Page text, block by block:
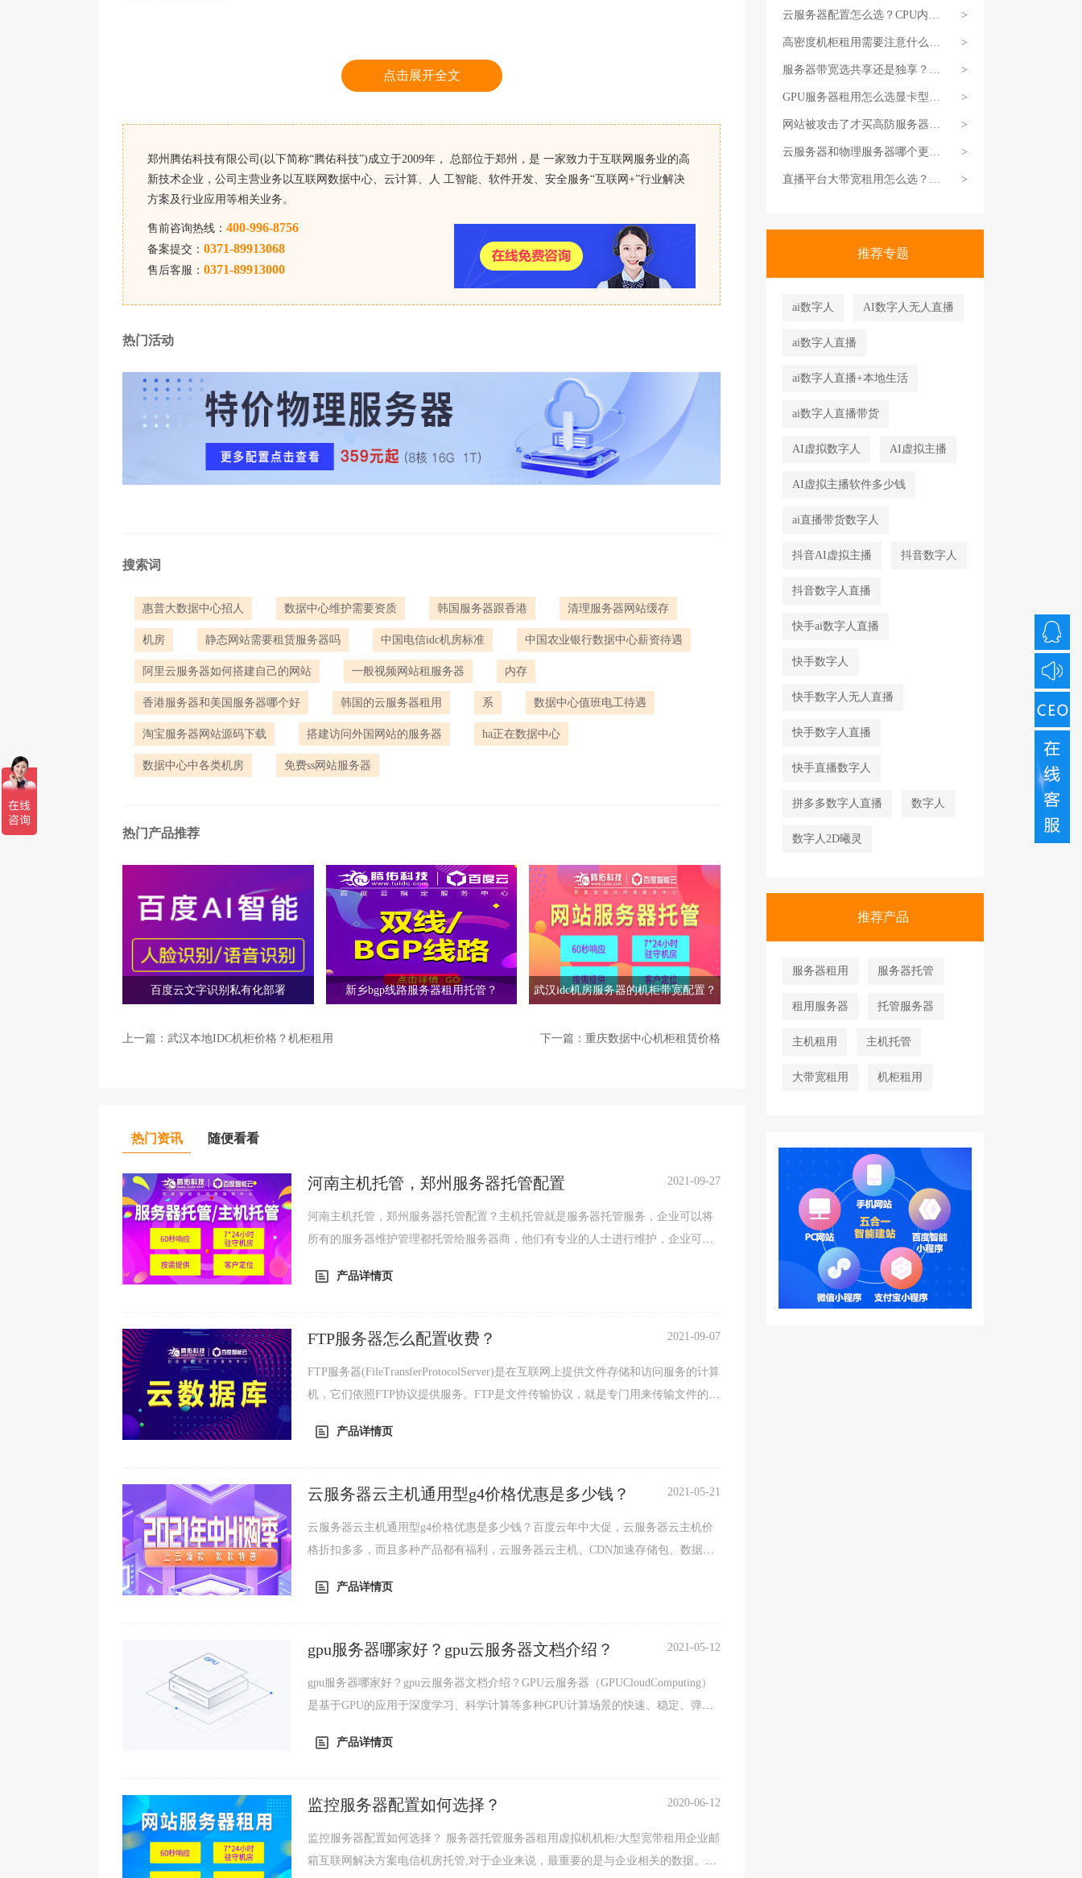
款？SLA一定要看清楚
云服务器配置怎么选？CPU内存
带宽搭配方案参考
>
高密度机柜租用需要注意什么？
散热和电力要匹配
>
服务器带宽选共享还是独享？业
务高峰期体验差很多
>
GPU服务器租用怎么选显卡型
号？不同配置适用场景
>
网站被攻击了才买高防服务器来
得及吗？
>
云服务器和物理服务器哪个更适
合中小企业？对比分析
>
直播平台大带宽租用怎么选？峰
>
推荐专题
ai数字人 AI数字人无人直播
ai数字人直播
ai数字人直播+本地生活
ai数字人直播带货
AI虚拟数字人 AI虚拟主播
AI虚拟主播软件多少钱
ai直播带货数字人
抖音AI虚拟主播 抖音数字人
抖音数字人直播
快手ai数字人直播
快手数字人
快手数字人无人直播
快手数字人直播
快手直播数字人
拼多多数字人直播 数字人
数字人2D曦灵
推荐产品
服务器租用 服务器托管
租用服务器 托管服务器
主机租用 主机托管
大带宽租用 机柜租用
点击展开全文
郑州腾佑科技有限公司(以下简称“腾佑科技”)成立于2009年， 总部位于郑州，是 一家致力于互联网服务业的高
新技术企业，公司主营业务以互联网数据中心、云计算、人 工智能、软件开发、安全服务“互联网+”行业解决
方案及行业应用等相关业务。
售前咨询热线： 400-996-8756
备案提交： 0371-89913068
售后客服： 0371-89913000
热门活动
搜索词
惠普大数据中心招人 数据中心维护需要资质 韩国服务器跟香港 清理服务器网站缓存
机房 静态网站需要租赁服务器吗 中国电信idc机房标准 中国农业银行数据中心薪资待遇
阿里云服务器如何搭建自己的网站 一般视频网站租服务器 内存
香港服务器和美国服务器哪个好 韩国的云服务器租用 系 数据中心值班电工待遇
淘宝服务器网站源码下载 搭建访问外国网站的服务器 ha正在数据中心
数据中心中各类机房 免费ss网站服务器
热门产品推荐
百度云文字识别私有化部署 新乡bgp线路服务器租用托管？ 武汉idc机房服务器的机柜带宽配置？
上一篇： 武汉本地IDC机柜价格？机柜租用 下一篇： 重庆数据中心机柜租赁价格
热门资讯 随便看看
河南主机托管，郑州服务器托管配置 2021-09-27
河南主机托管，郑州服务器托管配置？主机托管就是服务器托管服务，企业可以将
所有的服务器维护管理都托管给服务器商，他们有专业的人士进行维护，企业可以
产品详情页
FTP服务器怎么配置收费？ 2021-09-07
FTP服务器(FileTransferProtocolServer)是在互联网上提供文件存储和访问服务的计算
机，它们依照FTP协议提供服务。FTP是文件传输协议，就是专门用来传输文件的协
产品详情页
云服务器云主机通用型g4价格优惠是多少钱？ 2021-05-21
云服务器云主机通用型g4价格优惠是多少钱？百度云年中大促，云服务器云主机价
格折扣多多，而且多种产品都有福利，云服务器云主机、CDN加速存储包、数据
产品详情页
gpu服务器哪家好？gpu云服务器文档介绍？ 2021-05-12
gpu服务器哪家好？gpu云服务器文档介绍？GPU云服务器（GPUCloudComputing）
是基于GPU的应用于深度学习、科学计算等多种GPU计算场景的快速、稳定、弹性
产品详情页
监控服务器配置如何选择？ 2020-06-12
监控服务器配置如何选择？ 服务器托管服务器租用虚拟机机柜/大型宽带租用企业邮
箱互联网解决方案电信机房托管,对于企业来说，最重要的是与企业相关的数据。这